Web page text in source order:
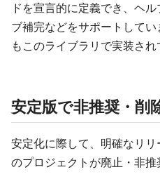
ドを宣言的に定義でき、ヘ
ブ補完などをサポートしてい
もこのライブラリで実装され
安定版で非推奨・削
安定化に際して、明確なリ
のプロジェクトが廃止・非推